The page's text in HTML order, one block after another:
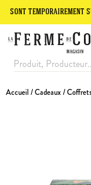
Accueil /Cadeaux /